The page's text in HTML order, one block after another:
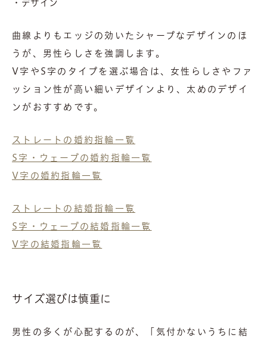
・デザイン
曲線よりもエッジの効いたシャープなデザインのほ
うが、男性らしさを強調します。
V字やS字のタイプを選ぶ場合は、女性らしさやファ
ッション性が高い細いデザインより、太めのデザイ
ンがおすすめです。
ストレートの婚約指輪一覧
S字・ウェーブの婚約指輪一覧
V字の婚約指輪一覧
ストレートの結婚指輪一覧
S字・ウェーブの結婚指輪一覧
V字の結婚指輪一覧
サイズ選びは慎重に
男性の多くが心配するのが、「気付かないうちに結